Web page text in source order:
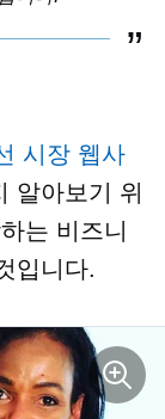
시장 웹사
알아보기 위
는 비즈니
입니다.